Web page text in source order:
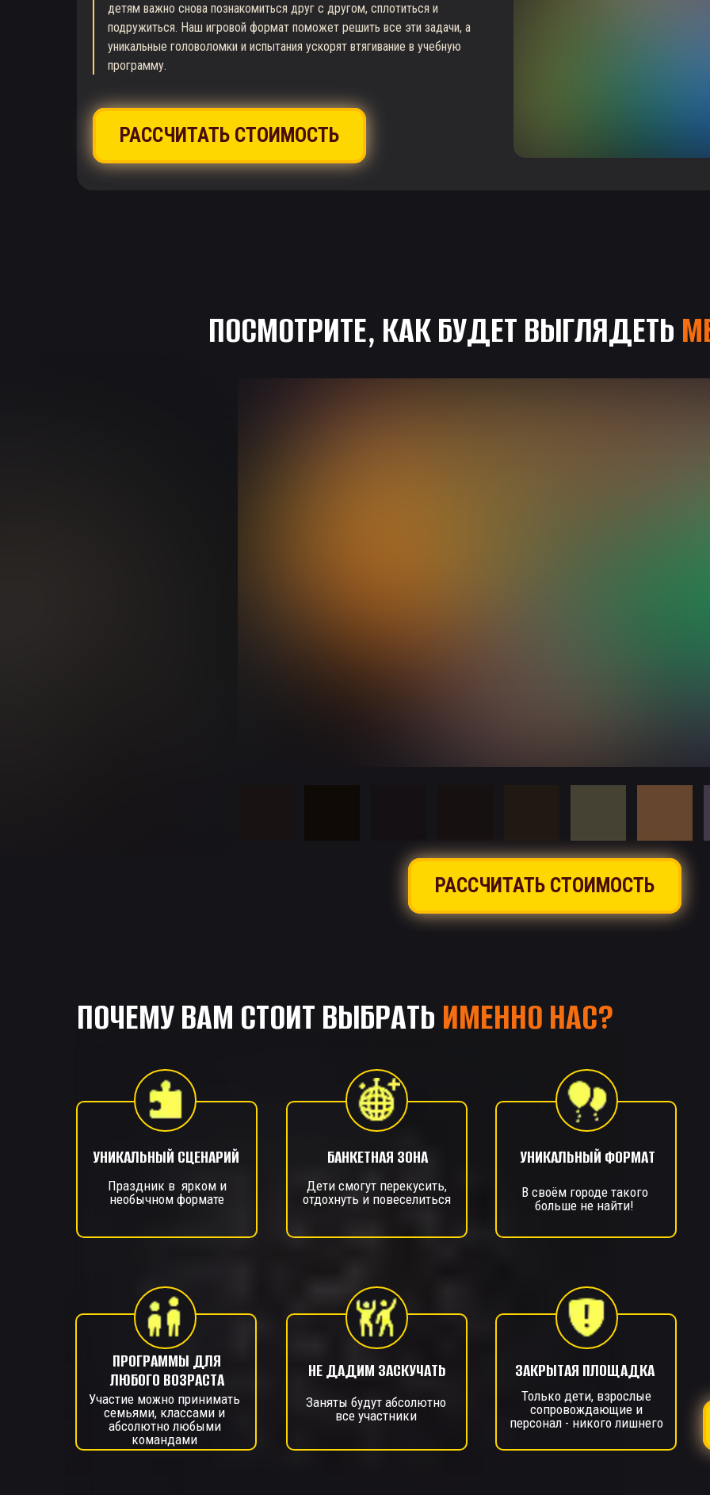
детям важно снова познакомиться друг с другом, сплотиться и
подружиться. Наш игровой формат поможет решить все эти задачи, а
уникальные головоломки и испытания ускорят втягивание в учебную
программу.
РАССЧИТАТЬ СТОИМОСТЬ
РАССЧИТАТЬ СТОИМОСТЬ
ПОСМОТРИТЕ, КАК БУДЕТ ВЫГЛЯДЕТЬ
Только дети, взрослые
сопровождающие и
персонал - никого лишнего
ЗАКРЫТАЯ ПЛОЩАДКА
Заняты будут абсолютно
все участники
НЕ ДАДИМ ЗАСКУЧАТЬ
Участие можно принимать
семьями, классами и
абсолютно любыми
командами
ПРОГРАММЫ ДЛЯ
ЛЮБОГО ВОЗРАСТА
В своём городе такого
больше не найти!
УНИКАЛЬНЫЙ ФОРМАТ
Дети смогут перекусить,
отдохнуть и повеселиться
УНИКАЛЬНЫЙ СЦЕНАРИЙ
Праздник в ярком и
необычном формате
БАНКЕТНАЯ ЗОНА
ПОЧЕМУ ВАМ СТОИТ ВЫБРАТЬ ИМЕННО НАС?